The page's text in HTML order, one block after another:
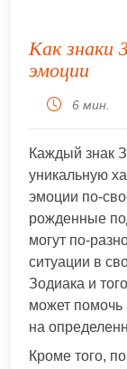
Как знаки
эмоции
6 мин.
Каждый знак
уникальную
эмоции по-
рожденные
могут по-
ситуации в
Зодиака и
может помочь
на
Кроме того,